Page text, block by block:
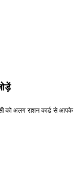
को अलग राशन कार्ड से आपके